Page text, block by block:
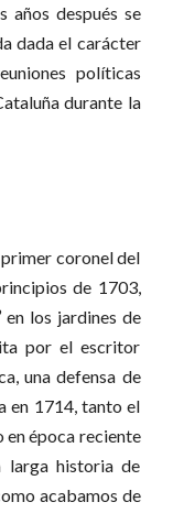
años después se
dada el carácter
políticas
durante la
coronel del
de 1703,
en los jardines de
por el escritor
una defensa de
en 1714, tanto el
en época reciente
larga historia de
acabamos de